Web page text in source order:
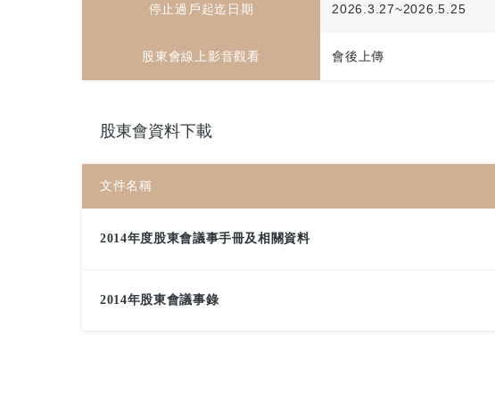
停止過戶起迄日期 2026.3.27~2026.5.25
股東會線上影音觀看 會後上傳
股東會資料下載
文件名稱
2014年度股東會議事手冊及相關資料
2014年股東會議事錄